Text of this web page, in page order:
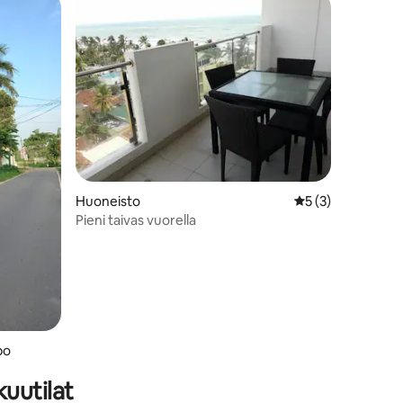
Huoneisto Keskimääräinen
5 (3)
Pieni taivas vuorella